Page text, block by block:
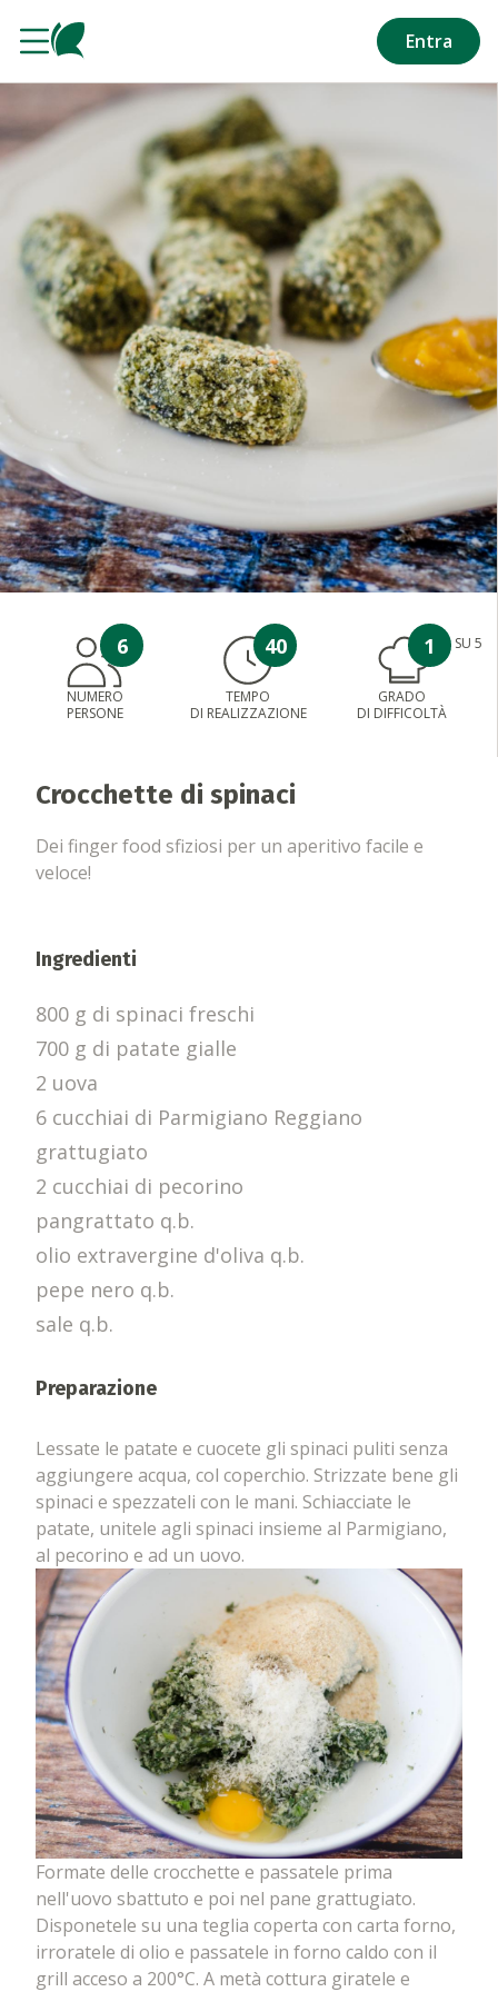
Entra
6
NUMERO
PERSONE
40
TEMPO
DI REALIZZAZIONE
1 SU 5
GRADO
DI DIFFICOLTÀ
Crocchette di spinaci
Dei finger food sfiziosi per un aperitivo facile e
veloce!
Ingredienti
800 g di spinaci freschi
700 g di patate gialle
2 uova
6 cucchiai di Parmigiano Reggiano
grattugiato
2 cucchiai di pecorino
pangrattato q.b.
olio extravergine d'oliva q.b.
pepe nero q.b.
sale q.b.
Preparazione
Lessate le patate e cuocete gli spinaci puliti senza
aggiungere acqua, col coperchio. Strizzate bene gli
spinaci e spezzateli con le mani. Schiacciate le
patate, unitele agli spinaci insieme al Parmigiano,
al pecorino e ad un uovo.
Formate delle crocchette e passatele prima
nell'uovo sbattuto e poi nel pane grattugiato.
Disponetele su una teglia coperta con carta forno,
irroratele di olio e passatele in forno caldo con il
grill acceso a 200°C. A metà cottura giratele e